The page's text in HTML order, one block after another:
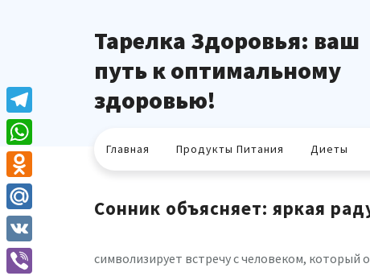
Тарелка Здоровья: ваш
путь к оптимальному
здоровью!
Главная Продукты Питания Диеты
Сонник объясняет: яркая
символизирует встречу с человеком,
Telegram
WhatsApp
Odnoklassniki
Mail.Ru
VK